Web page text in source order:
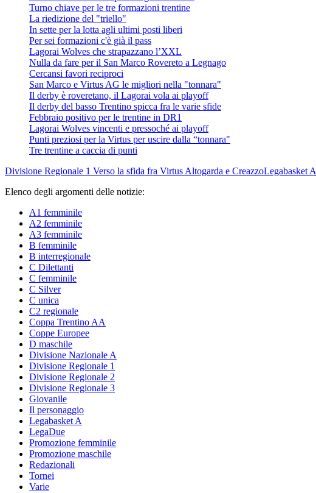
Turno chiave per le tre formazioni trentine
La riedizione del "triello"
In sette per la lotta agli ultimi posti liberi
Per sei formazioni c'è già il pass
Lagorai Wolves che strapazzano l’XXL
Nulla da fare per il San Marco Rovereto a Legnago
Cercansi favori reciproci
San Marco e Virtus AG le migliori nella "tonnara"
Il derby è roveretano, il Lagorai vola ai playoff
Il derby del basso Trentino spicca fra le varie sfide
Febbraio positivo per le trentine in DR1
Lagorai Wolves vincenti e pressoché ai playoff
Punti preziosi per la Virtus per uscire dalla “tonnara"
Tre trentine a caccia di punti
Divisione Regionale 1 Verso la sfida fra Virtus Altogarda e CreazzoLegabasket A
Elenco degli argomenti delle notizie:
A1 femminile
A2 femminile
A3 femminile
B femminile
B interregionale
C Dilettanti
C femminile
C Silver
C unica
C2 regionale
Coppa Trentino AA
Coppe Europee
D maschile
Divisione Nazionale A
Divisione Regionale 1
Divisione Regionale 2
Divisione Regionale 3
Giovanile
Il personaggio
Legabasket A
LegaDue
Promozione femminile
Promozione maschile
Redazionali
Tornei
Varie